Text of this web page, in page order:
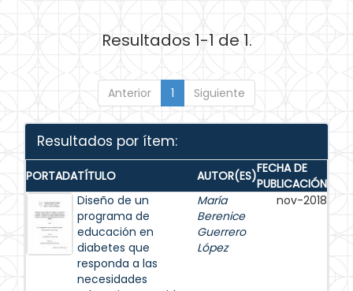
Resultados 1-1 de 1.
Anterior 1 Siguiente
Resultados por ítem:
PORTADATÍTULO AUTOR(ES)FECHA DE
PUBLICACIÓN
Diseño de un
programa de
educación en
diabetes que
responda a las
necesidades
María
Berenice
Guerrero
López
nov-2018